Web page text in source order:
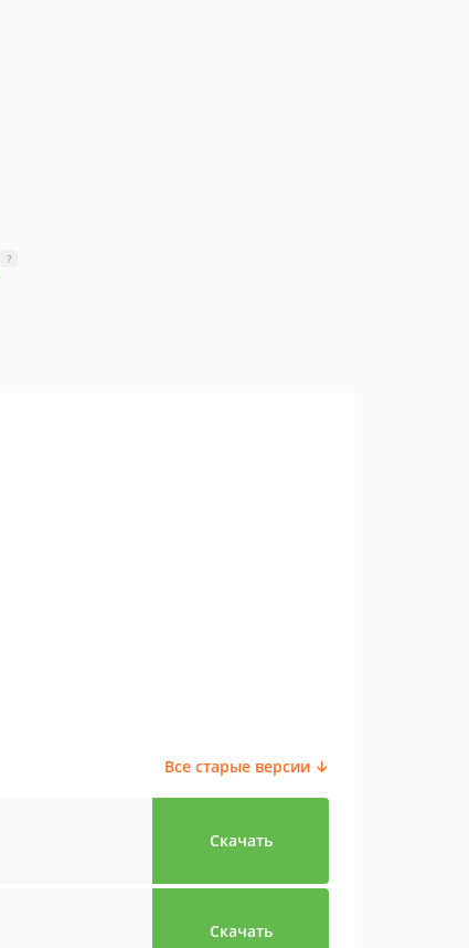
?
Все старые версии ↓
Скачать
Скачать